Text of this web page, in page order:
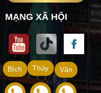
MẠNG XÃ HỘI
Vân
Thúy
Bích